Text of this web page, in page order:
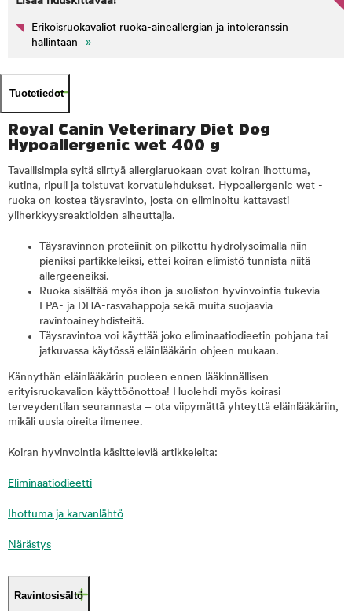
Erikoisruokavaliot ruoka-aineallergian ja intoleranssin
hallintaan
»
Tuotetiedot
Royal Canin Veterinary Diet Dog
Hypoallergenic wet 400 g
Tavallisimpia syitä siirtyä allergiaruokaan ovat koiran ihottuma,
kutina, ripuli ja toistuvat korvatulehdukset. Hypoallergenic wet -
ruoka on kostea täysravinto, josta on eliminoitu kattavasti
yliherkkyysreaktioiden aiheuttajia.
Täysravinnon proteiinit on pilkottu hydrolysoimalla niin
pieniksi partikkeleiksi, ettei koiran elimistö tunnista niitä
allergeeneiksi.
Ruoka sisältää myös ihon ja suoliston hyvinvointia tukevia
EPA- ja DHA-rasvahappoja sekä muita suojaavia
ravintoaineyhdisteitä.
Täysravintoa voi käyttää joko eliminaatiodieetin pohjana tai
jatkuvassa käytössä eläinlääkärin ohjeen mukaan.
Kännythän eläinlääkärin puoleen ennen lääkinnällisen
erityisruokavalion käyttöönottoa! Huolehdi myös koirasi
terveydentilan seurannasta – ota viipymättä yhteyttä eläinlääkäriin,
mikäli uusia oireita ilmenee.
Koiran hyvinvointia käsitteleviä artikkeleita:
Eliminaatiodieetti
Ihottuma ja karvanlähtö
Närästys
Ravintosisältö